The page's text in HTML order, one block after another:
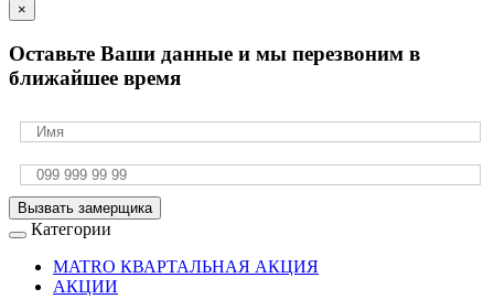
×
Оставьте Ваши данные и мы перезвоним в
ближайшее время
Вызвать замерщика
Категории
MATRO КВАРТАЛЬНАЯ АКЦИЯ
АКЦИИ